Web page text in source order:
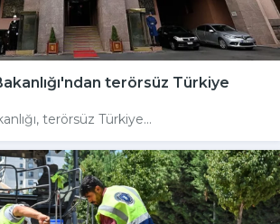
terörsüz Türkiye
terörsüz Türkiye...